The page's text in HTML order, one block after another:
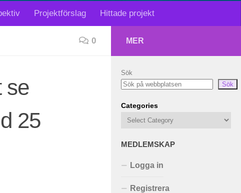
Projektförslag Hittade projekt
0
se
25
MER
Sök
Sök
Categories
MEDLEMSKAP
Logga in
Registrera